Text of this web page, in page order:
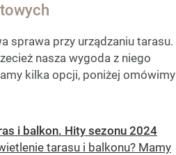
sprawa przy urządzaniu tarasu.
nasza wygoda z niego
kilka opcji, poniżej omówimy
i balkon. Hity sezonu 2024
tarasu i balkonu? Mamy